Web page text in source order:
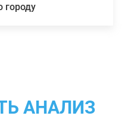
городу
АНАЛИЗ